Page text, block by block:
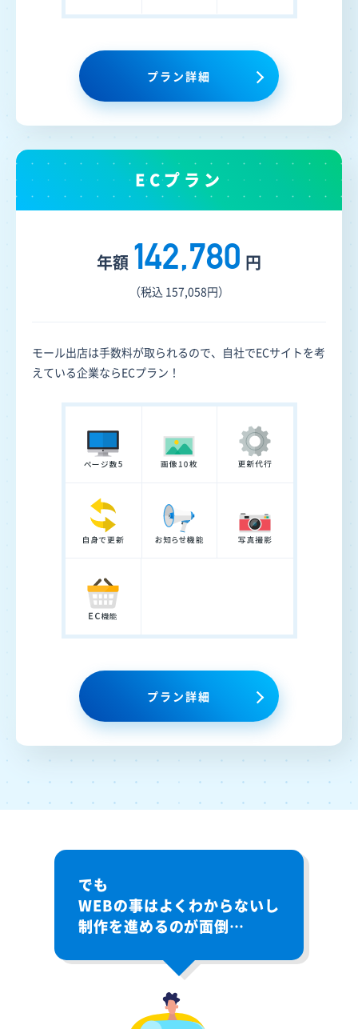
プラン詳細
ECプラン
年額 142,780 円
（税込 157,058円）
モール出店は手数料が取られるので、自社でECサイトを考
えている企業ならECプラン！
プラン詳細
でも
WEBの事はよくわからないし
制作を進めるのが面倒…